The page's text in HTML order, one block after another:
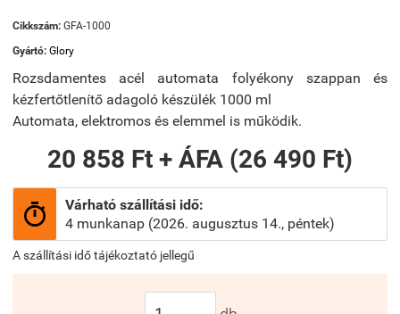
Cikkszám: GFA-1000
Gyártó: Glory
Rozsdamentes acél automata folyékony szappan és
kézfertőtlenítő adagoló készülék 1000 ml
Automata, elektromos és elemmel is működik.
20 858 Ft + ÁFA (26 490 Ft)

Várható szállítási idő:
4 munkanap (2026. augusztus 14., péntek)
A szállítási idő tájékoztató jellegű